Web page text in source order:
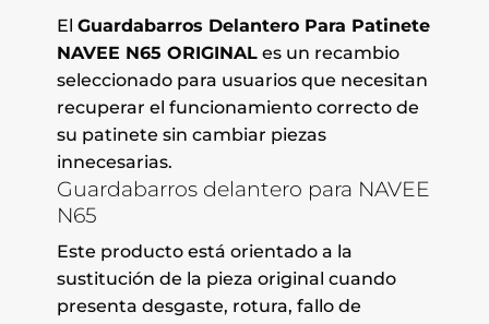
El Guardabarros Delantero Para Patinete
NAVEE N65 ORIGINALes un recambio
seleccionado para usuarios que necesitan
recuperar el funcionamiento correcto de
su patinete sin cambiar piezas
innecesarias.
Guardabarros delantero para NAVEE
N65
Este producto está orientado a la
sustitución de la pieza original cuando
presenta desgaste, rotura, fallo de